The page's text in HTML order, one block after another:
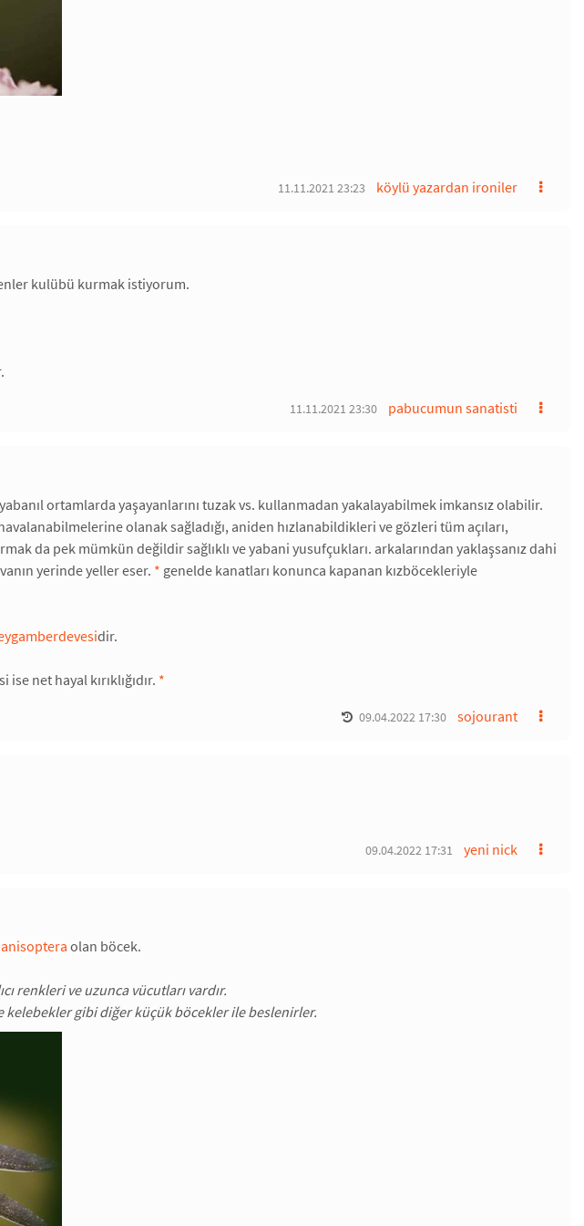
köylü yazardan ironiler
11.11.2021 23:23
kulübü kurmak istiyorum.
pabucumun sanatisti
11.11.2021 23:30
ortamlarda yaşayanlarını tuzak vs. kullanmadan yakalayabilmek imkansız olabilir.
olanak sağladığı, aniden hızlanabildikleri ve gözleri tüm açıları,
da pek mümkün değildir sağlıklı ve yabani yusufçukları. arkalarından yaklaşsanız dahi
yerinde yeller eser. * genelde kanatları konunca kapanan kızböcekleriyle
dir.
net hayal kırıklığıdır. *
sojourant
09.04.2022 17:30
yeni nick
09.04.2022 17:31
anisoptera olan böcek.
renkleri ve uzunca vücutları vardır.
kelebekler gibi diğer küçük böcekler ile beslenirler.